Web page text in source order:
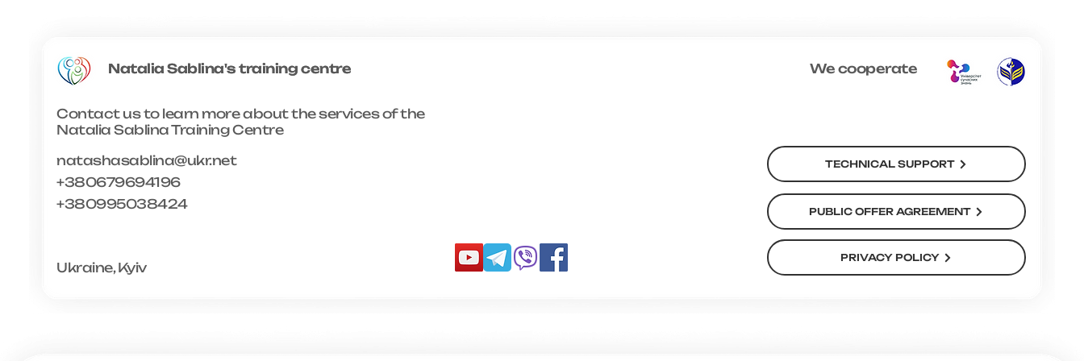
We cooperate
Natalia Sablina's training centre
Contact us to learn more about the services of the
Natalia Sablina Training Centre
Natalia Sablina's training centre
natashasablina@ukr.net
+380679694196
+380995038424
Ukraine, Kyiv
TECHNICAL SUPPORT
PUBLIC OFFER AGREEMENT
PRIVACY POLICY